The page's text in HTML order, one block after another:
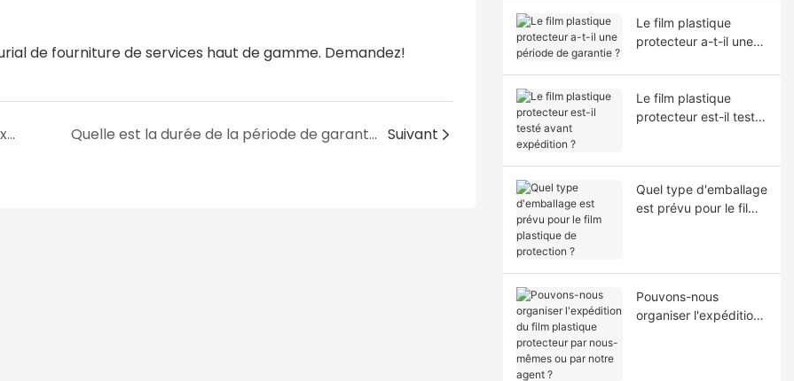
de fourniture de services haut de gamme. Demandez!
Le film gonflable en PVC est-il testé avant expédition ? Quelle est la durée de la période de garantie du film gonflable en PVC ? Suivant
Le film plastique
protecteur a-t-il une
Le film plastique
protecteur est-il testé
Quel type d'emballage
est prévu pour le film
Pouvons-nous
organiser l'expédition